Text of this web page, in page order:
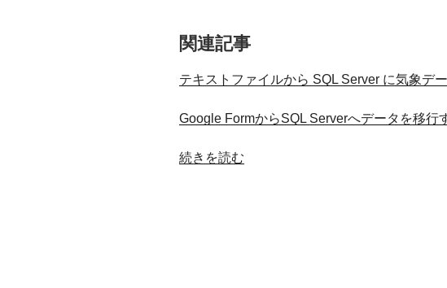
関連記事
テキストファイルから SQL Server に気象デ
Google FormからSQL Serverへデータを移行
“気
続きを読む